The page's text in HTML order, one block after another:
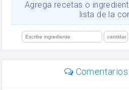
Ajos
Levadura
limón
Agrega recetas o
lista de la